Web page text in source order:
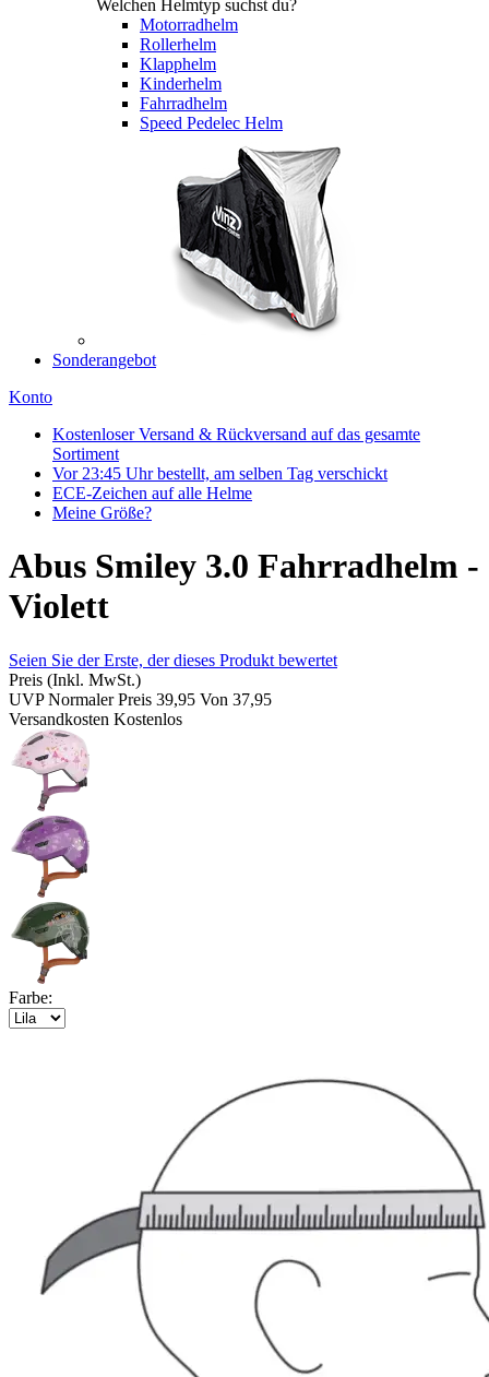
Welchen Helmtyp suchst du?
Motorradhelm
Rollerhelm
Klapphelm
Kinderhelm
Fahrradhelm
Speed Pedelec Helm
Sonderangebot
Konto
Kostenloser Versand & Rückversand auf das gesamte
Sortiment
Vor 23:45 Uhr bestellt, am selben Tag verschickt
ECE-Zeichen auf alle Helme
Meine Größe?
Abus Smiley 3.0 Fahrradhelm -
Violett
Seien Sie der Erste, der dieses Produkt bewertet
Preis (Inkl. MwSt.)
UVPNormaler Preis 39,95 Von 37,95
Versandkosten Kostenlos
Farbe: